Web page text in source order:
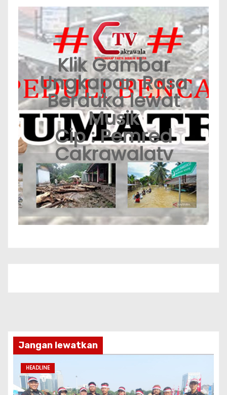
Klik Gambar
Ungkapan Rasa
Berduka lewat
Musik
Cip : Pemred
Cakrawalatv
Jangan lewatkan
HEADLINE